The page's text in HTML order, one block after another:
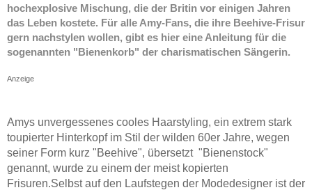
hochexplosive Mischung, die der Britin vor einigen Jahren
das Leben kostete. Für alle Amy-Fans, die ihre Beehive-Frisur
gern nachstylen wollen, gibt es hier eine Anleitung für die
sogenannten "Bienenkorb" der charismatischen Sängerin.
Anzeige
Amys unvergessenes cooles Haarstyling, ein extrem stark
toupierter Hinterkopf im Stil der wilden 60er Jahre, wegen
seiner Form kurz "Beehive", übersetzt "Bienenstock"
genannt, wurde zu einem der meist kopierten
Frisuren.Selbst auf den Laufstegen der Modedesigner ist der